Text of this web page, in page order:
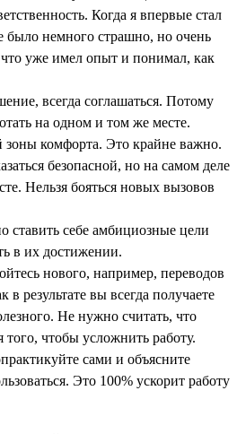
Когда я впервые стал
было немного страшно, но очень
что уже имел опыт и понимал, как
всегда соглашаться. Потому
на одном и том же месте.
комфорта. Это крайне важно.
безопасной, но на самом деле
Нельзя бояться новых вызовов
ставить себе амбициозные цели
в их достижении.
нового, например, переводов
в результате вы всегда получаете
Не нужно считать, что
чтобы усложнить работу.
сами и объясните
Это 100% ускорит работу